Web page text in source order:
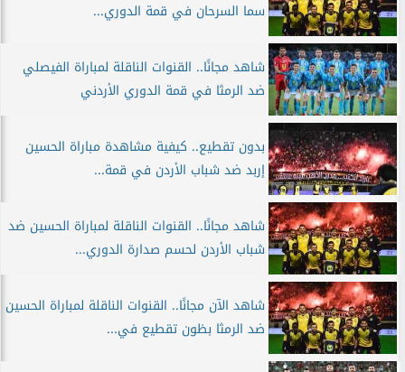
سما السرحان في قمة الدوري...
شاهد مجانًا.. القنوات الناقلة لمباراة الفيصلي
ضد الرمثا في قمة الدوري الأردني
بدون تقطيع.. كيفية مشاهدة مباراة الحسين
إربد ضد شباب الأردن في قمة...
شاهد مجانًا.. القنوات الناقلة لمباراة الحسين ضد
شباب الأردن لحسم صدارة الدوري...
شاهد الآن مجانًا.. القنوات الناقلة لمباراة الحسين
ضد الرمثا بظون تقطيع في...